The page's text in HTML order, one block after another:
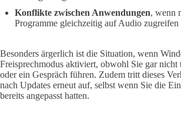
Konflikte zwischen Anwendungen, wenn
Programme gleichzeitig auf Audio zugreifen
Besonders ärgerlich ist die Situation, wenn
Freisprechmodus aktiviert, obwohl Sie gar nicht
oder ein Gespräch führen. Zudem tritt dieses
nach Updates erneut auf, selbst wenn Sie die
bereits angepasst hatten.